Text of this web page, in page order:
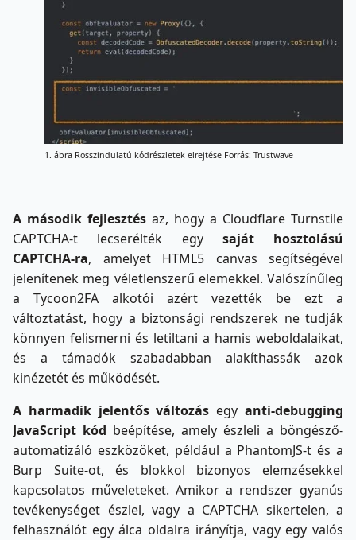
1. ábra Rosszindulatú kódrészletek elrejtése Forrás: Trustwave
A második fejlesztés az, hogy a Cloudflare Turnstile
CAPTCHA-t lecserélték egy saját hosztolású
CAPTCHA-ra, amelyet HTML5 canvas segítségével
jelenítenek meg véletlenszerű elemekkel. Valószínűleg
a Tycoon2FA alkotói azért vezették be ezt a
változtatást, hogy a biztonsági rendszerek ne tudják
könnyen felismerni és letiltani a hamis weboldalaikat,
és a támadók szabadabban alakíthassák azok
kinézetét és működését.
A harmadik jelentős változás egyanti-debugging
JavaScript kód beépítése, amely észleli a böngésző-
automatizáló eszközöket, például a PhantomJS-t és a
Burp Suite-ot, és blokkol bizonyos elemzésekkel
kapcsolatos műveleteket. Amikor a rendszer gyanús
tevékenységet észlel, vagy a CAPTCHA sikertelen, a
felhasználót egy álca oldalra irányítja, vagy egy valós